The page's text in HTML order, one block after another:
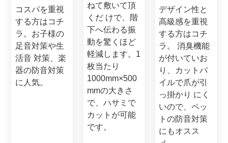
コスパを重視
する方はコチ
ラ。お子様の
足音対策や生
活音 対策、楽
器の防音対策
に人気。
ねて敷いて頂
くだ けで、階
下へ伝わる振
動を驚くほど
軽減します。1
枚当たり
1000mm×500
mmの大きさ
で、ハサミで
カットが可能
です。
デザイン性と
高級感を重視
する方はコチ
ラ。 消臭機能
が付いていお
り、カットパ
イルで爪が引
っ掛かり にく
いので、ペッ
トの防音対策
にもオスス